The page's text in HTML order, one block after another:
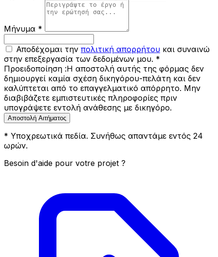
Μήνυμα *
Αποδέχομαι την πολιτική απορρήτου και συναινώ
στην επεξεργασία των δεδομένων μου. *
Προειδοποίηση :Η αποστολή αυτής της φόρμας δεν
δημιουργεί καμία σχέση δικηγόρου-πελάτη και δεν
καλύπτεται από το επαγγελματικό απόρρητο. Μην
διαβιβάζετε εμπιστευτικές πληροφορίες πριν
υπογράψετε εντολή ανάθεσης με δικηγόρο.
Αποστολή Αιτήματος
* Υποχρεωτικά πεδία. Συνήθως απαντάμε εντός 24
ωρών.
Besoin d'aide pour votre projet ?